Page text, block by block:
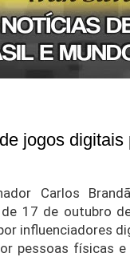
jogos digitais
Carlos
17 de outubro
influenciadores
pessoas físicas e